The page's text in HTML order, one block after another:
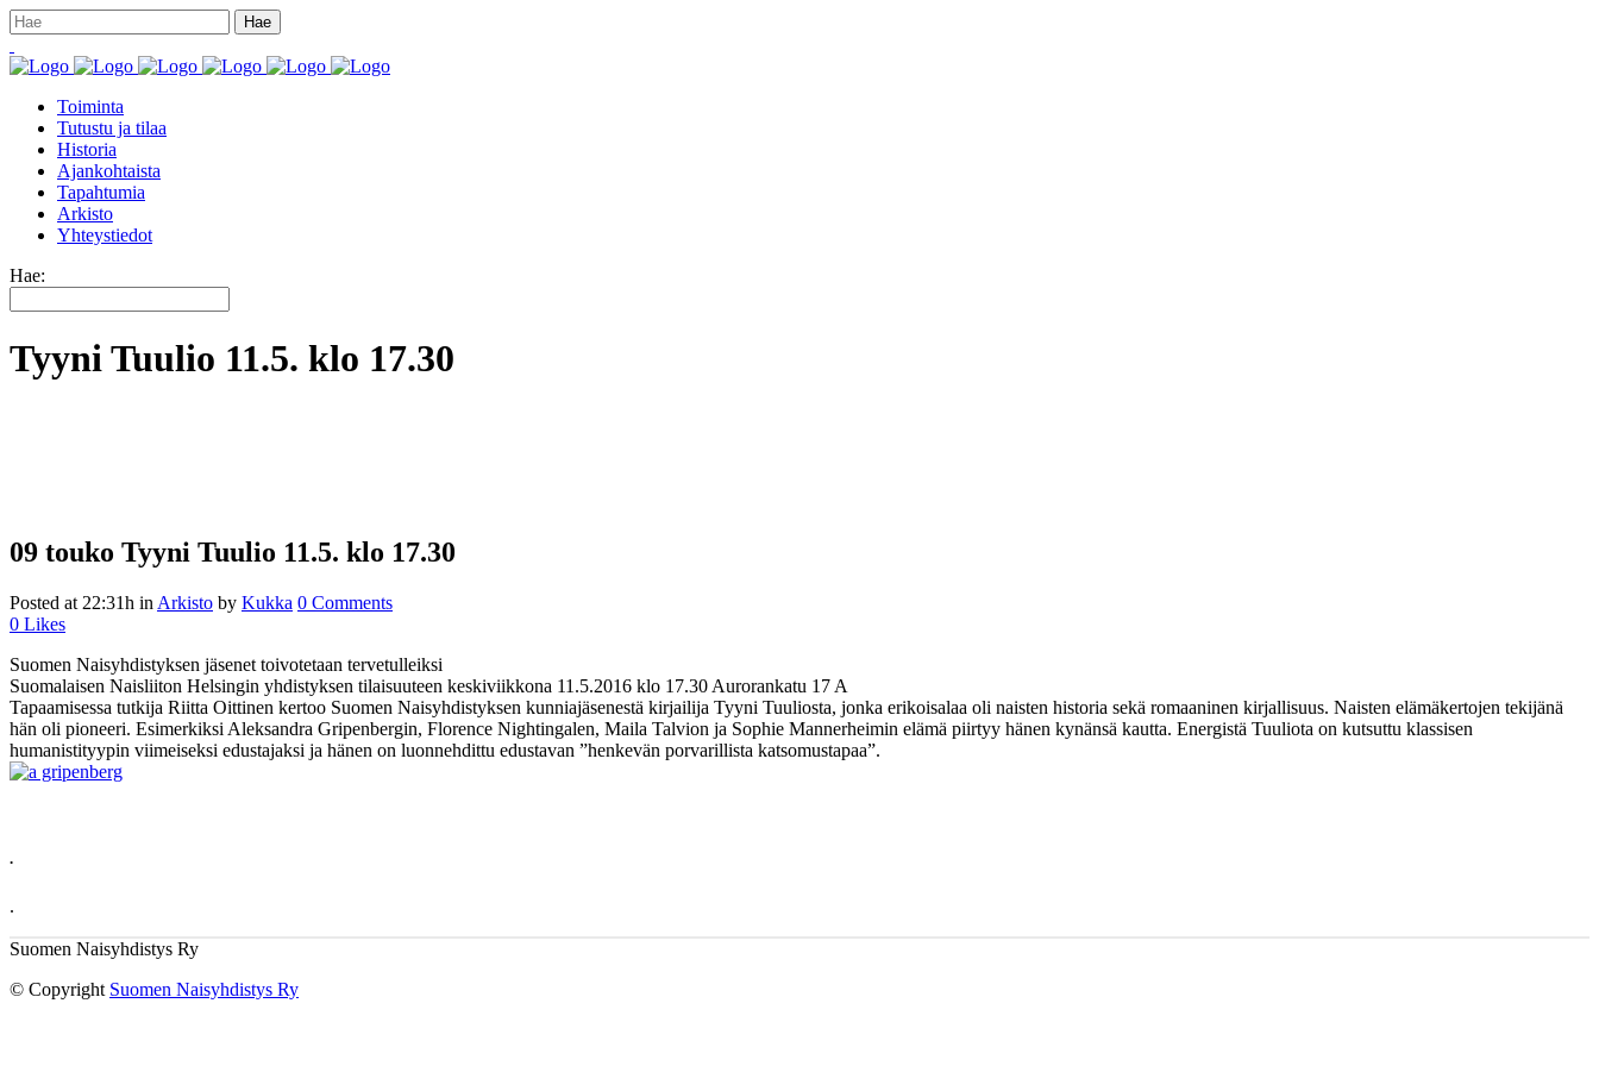
Toiminta
Tutustu ja tilaa
Historia
Ajankohtaista
Tapahtumia
Arkisto
Yhteystiedot
Hae:
Tyyni Tuulio 11.5. klo 17.30
09 touko Tyyni Tuulio 11.5. klo 17.30
Posted at 22:31h in Arkisto by Kukka 0 Comments
0 Likes
Suomen Naisyhdistyksen jäsenet toivotetaan tervetulleiksi
Suomalaisen Naisliiton Helsingin yhdistyksen tilaisuuteen keskiviikkona 11.5.2016 klo 17.30 Aurorankatu 17 A
Tapaamisessa tutkija Riitta Oittinen kertoo Suomen Naisyhdistyksen kunniajäsenestä kirjailija Tyyni Tuuliosta, jonka erikoisalaa oli naisten historia sekä romaaninen kirjallisuus. Naisten elämäkertojen tekijänä
hän oli pioneeri. Esimerkiksi Aleksandra Gripenbergin, Florence Nightingalen, Maila Talvion ja Sophie Mannerheimin elämä piirtyy hänen kynänsä kautta. Energistä Tuuliota on kutsuttu klassisen
humanistityypin viimeiseksi edustajaksi ja hänen on luonnehdittu edustavan ”henkevän porvarillista katsomustapaa”.
.
.
Suomen Naisyhdistys Ry
© Copyright Suomen Naisyhdistys Ry